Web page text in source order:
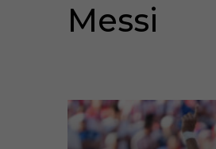
Messi